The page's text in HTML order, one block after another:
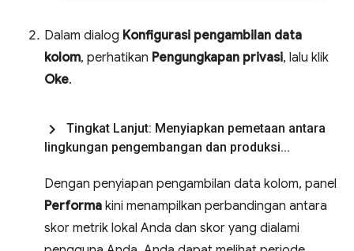
Dalam dialog Konfigurasi pengambilan data
kolom, perhatikan Pengungkapan privasi, lalu klik
Oke.
Tingkat Lanjut: Menyiapkan pemetaan antara
lingkungan pengembangan dan produksi...
Dengan penyiapan pengambilan data kolom, panel
Performa kini menampilkan perbandingan antara
skor metrik lokal Anda dan skor yang dialami